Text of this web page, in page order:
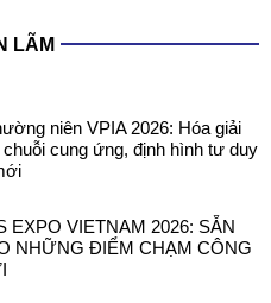
LÃM
niên VPIA 2026: Hóa giải
chuỗi cung ứng, định hình tư duy
EXPO VIETNAM 2026: SẴN
NHỮNG ĐIỂM CHẠM CÔNG